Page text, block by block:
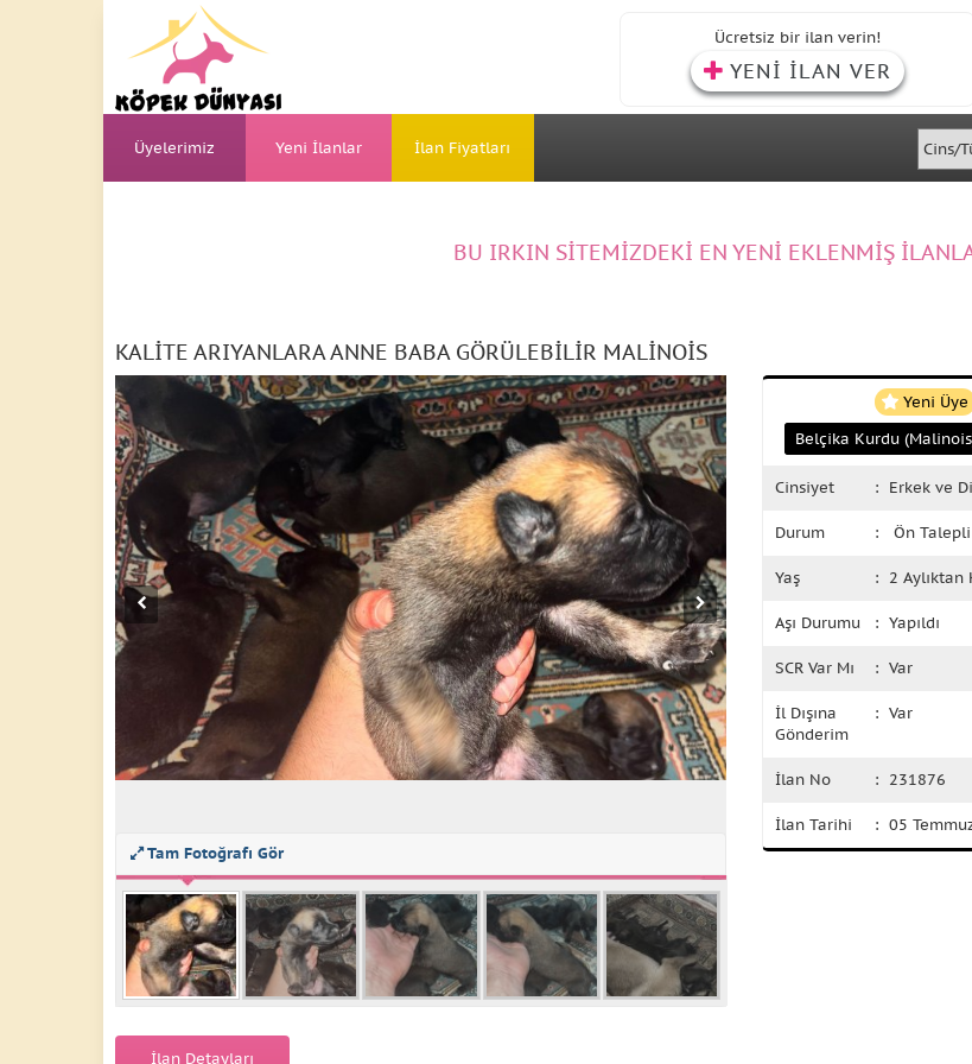
Ücretsiz bir ilan verin!
YENİ İLAN VER
Üyelerimiz Yeni İlanlar İlan Fiyatları
BU IRKIN SİTEMİZDEKİ EN YENİ EKLENMİŞ
KALİTE ARIYANLARA ANNE BABA GÖRÜLEBİLİR MALİNOİS
Tam Fotoğrafı Gör
Yeni Üye
Belçika Kurdu
Cinsiyet : Erkek ve
Durum : Ön Talepli
Yaş : 2 Aylıktan
Aşı Durumu : Yapıldı
SCR Var Mı : Var
İl Dışına
Gönderim
: Var
İlan No : 231876
İlan Tarihi : 05
İlan Detayları